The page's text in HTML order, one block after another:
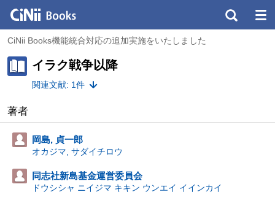
CiNii Books機能統合対応の追加実施をいたしました
イラク戦争以降
関連文献: 1件
著者
岡島, 貞一郎
オカジマ, サダイチロウ
同志社新島基金運営委員会
ドウシシャ ニイジマ キキン ウンエイ イインカイ